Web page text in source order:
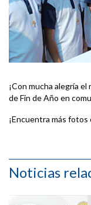
¡Con mucha alegría
de Fin de Año en
¡Encuentra más
Noticias